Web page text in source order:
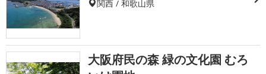
関西 / 和歌山県
大阪府民の森 緑の文化園 むろ